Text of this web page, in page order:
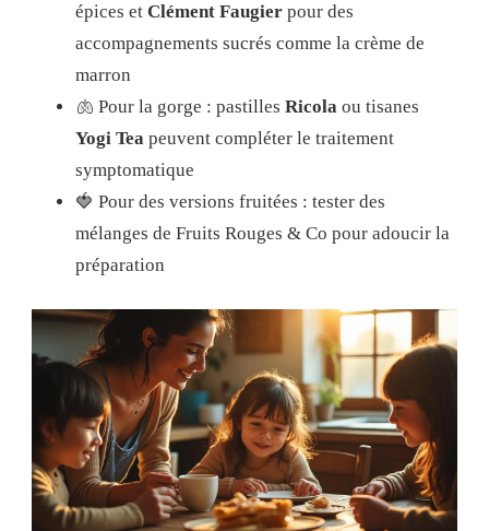
épices et Clément Faugier pour des
accompagnements sucrés comme la crème de
marron
🫁 Pour la gorge : pastilles Ricola ou tisanes
Yogi Tea peuvent compléter le traitement
symptomatique
🍓 Pour des versions fruitées : tester des
mélanges de Fruits Rouges & Co pour adoucir la
préparation